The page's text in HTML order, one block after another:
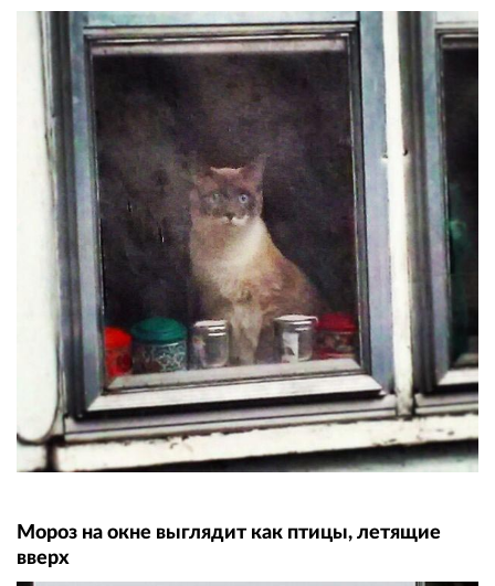
Мороз на окне выглядит как птицы, летящие
вверх